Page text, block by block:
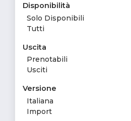
Disponibilità
Solo Disponibili
Tutti
Uscita
Prenotabili
Usciti
Versione
Italiana
Import